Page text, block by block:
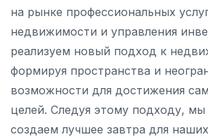
на рынке профессиональных
недвижимости и управления
реализуем новый подход к
формируя пространства и
возможности для достижения
целей. Следуя этому подходу, мы
создаем лучшее завтра для